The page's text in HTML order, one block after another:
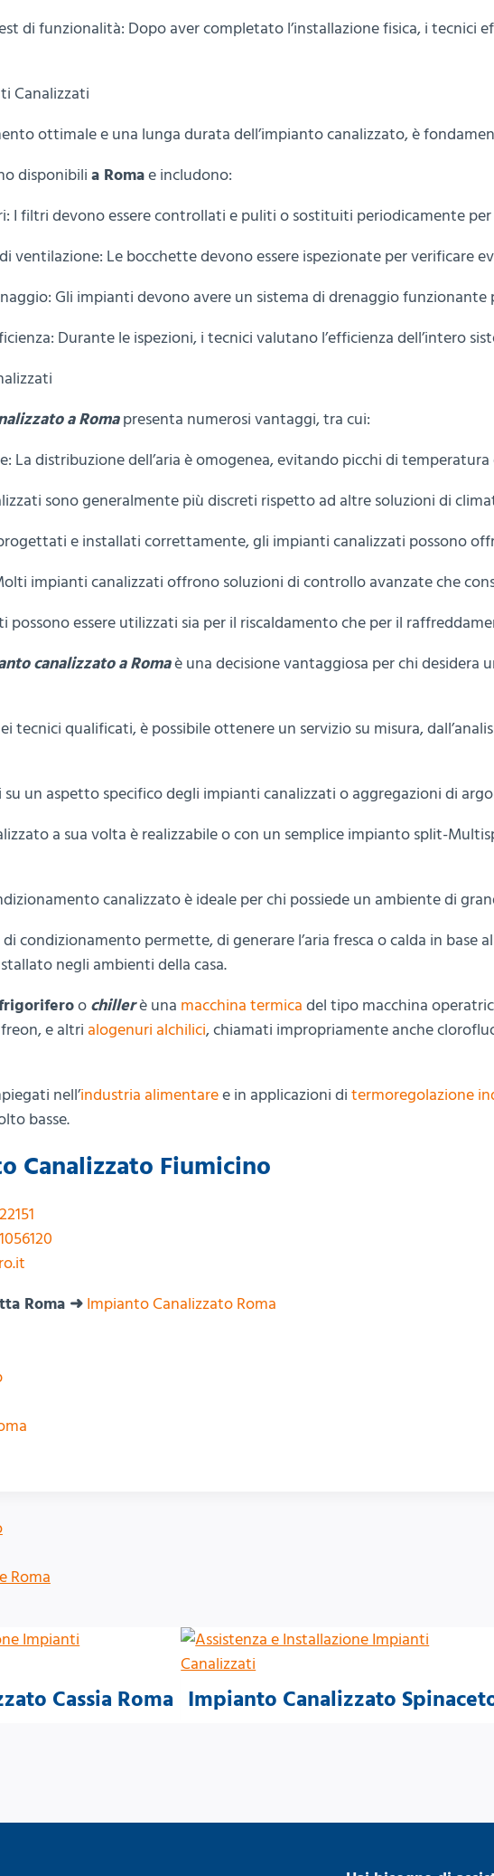
di funzionalità: Dopo aver completato l’installazione fisica, i
Canalizzati
ottimale e una lunga durata dell’impianto canalizzato, è
disponibili a Romae includono:
I filtri devono essere controllati e puliti o sostituiti periodicamente per
ventilazione: Le bocchette devono essere ispezionate per verificare
Gli impianti devono avere un sistema di drenaggio
Durante le ispezioni, i tecnici valutano l’efficienza dell’intero
a Romapresenta numerosi vantaggi, tra cui:
La distribuzione dell’aria è omogenea, evitando picchi di
sono generalmente più discreti rispetto ad altre soluzioni di
e installati correttamente, gli impianti canalizzati possono
impianti canalizzati offrono soluzioni di controllo avanzate che
essere utilizzati sia per il riscaldamento che per il
canalizzato a Romaè una decisione vantaggiosa per chi desidera
tecnici qualificati, è possibile ottenere un servizio su misura,
un aspetto specifico degli impianti canalizzati o aggregazioni di
a sua volta è realizzabile o con un semplice impianto split-
canalizzato è ideale per chi possiede un ambiente di
condizionamento permette, di generare l’aria fresca o calda in
negli ambienti della casa.
o chillerè una macchina termica del tipo macchina
e altri alogenuri alchilici, chiamati impropriamente anche
nell’industria alimentaree in applicazioni di termoregolazione
basse.
Canalizzato Fiumicino
Roma ➜ Impianto Canalizzato Roma
Roma
Cassia Roma Impianto Canalizzato